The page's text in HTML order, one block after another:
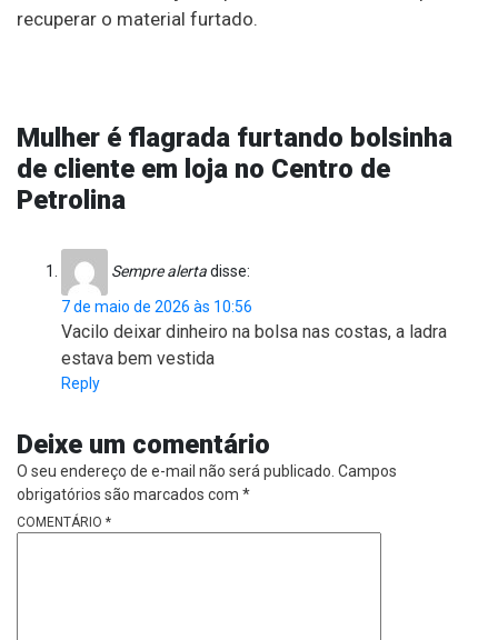
recuperar o material furtado.
Mulher é flagrada furtando bolsinha
de cliente em loja no Centro de
Petrolina
Sempre alertadisse:
7 de maio de 2026 às 10:56
Vacilo deixar dinheiro na bolsa nas costas, a ladra
estava bem vestida
Reply
Deixe um comentário
O seu endereço de e-mail não será publicado. Campos
obrigatórios são marcados com *
COMENTÁRIO *